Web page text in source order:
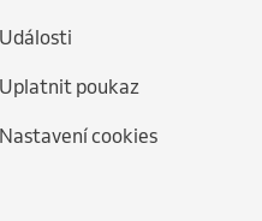
Události
Uplatnit poukaz
Nastavení cookies